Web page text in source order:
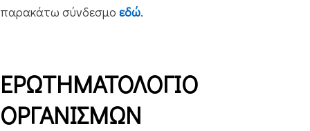
παρακάτω σύνδεσμο εδώ.
ΕΡΩΤΗΜΑΤΟΛΟΓΙΟ
ΟΡΓΑΝΙΣΜΩΝ